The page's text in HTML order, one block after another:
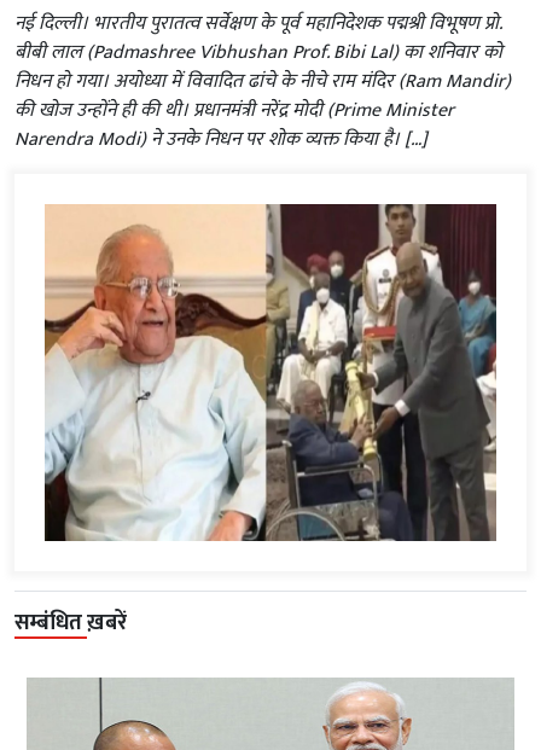
नई दिल्ली। भारतीय पुरातत्व सर्वेक्षण के पूर्व महानिदेशक पद्मश्री विभूषण प्रो.
बीबी लाल (Padmashree Vibhushan Prof. Bibi Lal) का शनिवार को
निधन हो गया। अयोध्या में विवादित ढांचे के नीचे राम मंदिर (Ram Mandir)
की खोज उन्होंने ही की थी। प्रधानमंत्री नरेंद्र मोदी (Prime Minister
Narendra Modi) ने उनके निधन पर शोक व्यक्त किया है। […]
सम्बंधित ख़बरें